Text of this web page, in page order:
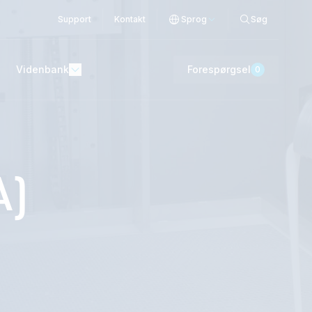
Support Kontakt Sprog Søg
Videnbank Forespørgsel 0